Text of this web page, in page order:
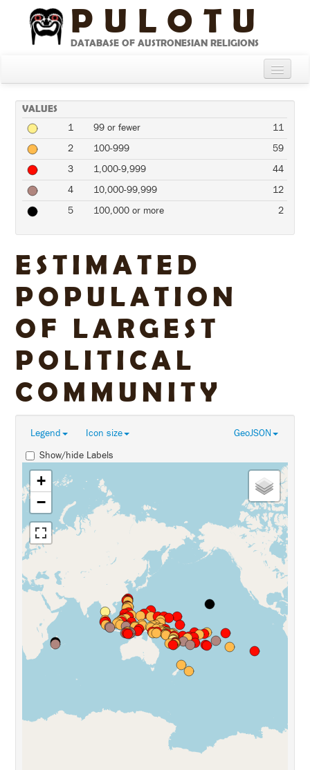
PULOTU
DATABASE OF AUSTRONESIAN RELIGIONS
About
Cultures
Compare Cultures
Sources
VALUES
1 99 or fewer
11
2
100-999
59
3
1,000-9,999
44
4
10,000-99,999
12
5
100,000 or more 2
ESTIMATED
POPULATION
OF LARGEST
POLITICAL
COMMUNITY
Legend Icon size
GeoJSON
Show/hide Labels
+
−